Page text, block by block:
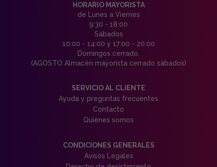
HORARIO MAYORISTA
de Lunes a Viernes
9:30 - 18:00
Sábados
10:00 - 14:00 y 17:00 - 20:00
Domingos cerrado.
(AGOSTO Almacén mayorista cerrado sábados)
SERVICIO AL CLIENTE
Ayuda y preguntas frecuentes
Contacto
Quiénes somos
CONDICIONES GENERALES
Avisos Legales